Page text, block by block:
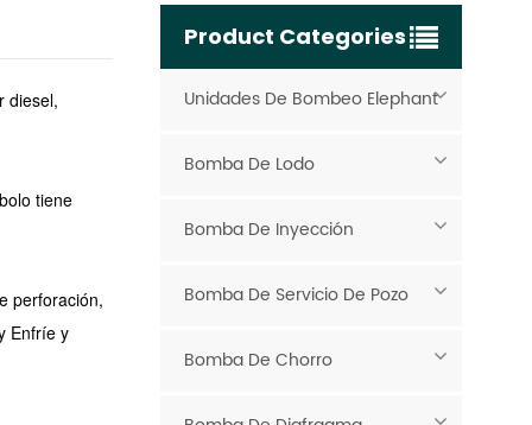
diesel,
tiene
perforación,
Enfríe y
Product Categories
Unidades De Bombeo Elephant
Bomba De Lodo
Bomba De Inyección
Bomba De Servicio De Pozo
Bomba De Chorro